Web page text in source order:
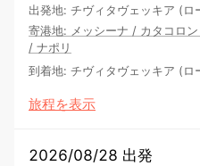
出発地: チヴィタヴェッキア (ロ
寄港地: メッシーナ / カタコロ
/ ナポリ
到着地: チヴィタヴェッキア (ロ
旅程を表示
2026/08/28 出発